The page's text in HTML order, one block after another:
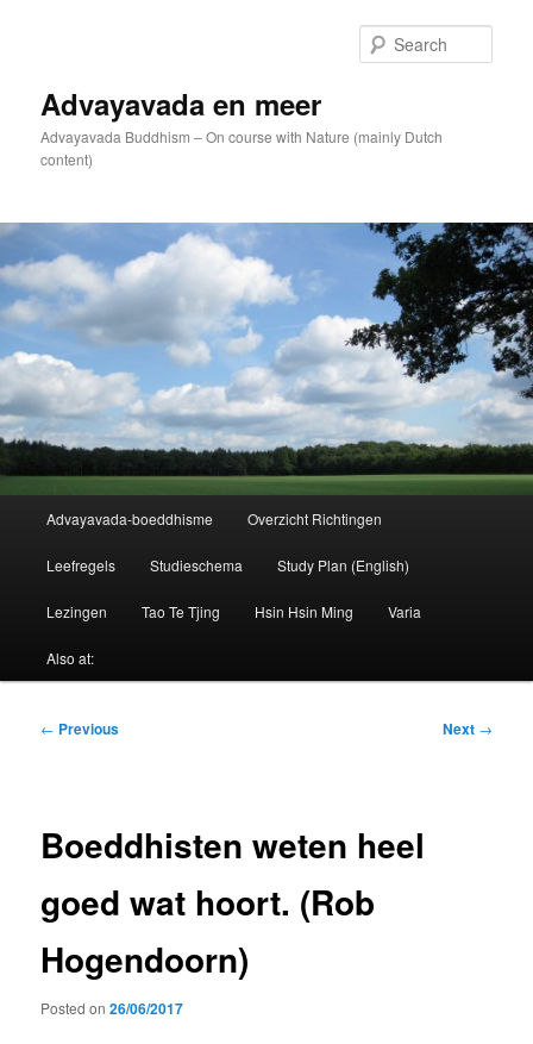
Advayavada en meer
Advayavada Buddhism – On course with Nature (mainly Dutch
content)
Advayavada-boeddhisme Overzicht Richtingen
Leefregels Studieschema Study Plan (English)
Lezingen Tao Te Tjing Hsin Hsin Ming Varia
Also at:
Post
← Previous Next →
Boeddhisten weten heel
goed wat hoort. (Rob
Hogendoorn)
Posted on26/06/2017